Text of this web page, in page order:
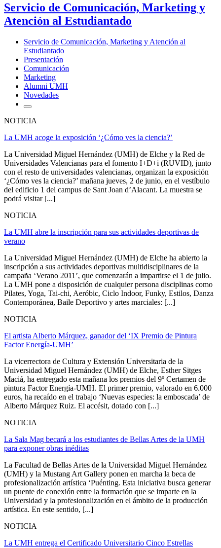
Servicio de Comunicación, Marketing y
Atención al Estudiantado
Servicio de Comunicación, Marketing y Atención al
Estudiantado
Presentación
Comunicación
Marketing
Alumni UMH
Novedades
NOTICIA
La UMH acoge la exposición ‘¿Cómo ves la ciencia?’
La Universidad Miguel Hernández (UMH) de Elche y la Red de
Universidades Valencianas para el fomento I+D+i (RUVID), junto
con el resto de universidades valencianas, organizan la exposición
‘¿Cómo ves la ciencia?’ mañana jueves, 2 de junio, en el vestíbulo
del edificio 1 del campus de Sant Joan d’Alacant. La muestra se
podrá visitar [...]
NOTICIA
La UMH abre la inscripción para sus actividades deportivas de
verano
La Universidad Miguel Hernández (UMH) de Elche ha abierto la
inscripción a sus actividades deportivas multidisciplinares de la
campaña ‘Verano 2011’, que comenzarán a impartirse el 1 de julio.
La UMH pone a disposición de cualquier persona disciplinas como
Pilates, Yoga, Tai-chi, Aeróbic, Ciclo Indoor, Funky, Estilos, Danza
Contemporánea, Baile Deportivo y artes marciales: [...]
NOTICIA
El artista Alberto Márquez, ganador del ‘IX Premio de Pintura
Factor Energía-UMH’
La vicerrectora de Cultura y Extensión Universitaria de la
Universidad Miguel Hernández (UMH) de Elche, Esther Sitges
Maciá, ha entregado esta mañana los premios del 9º Certamen de
pintura Factor Energía-UMH. El primer premio, valorado en 6.000
euros, ha recaído en el trabajo ‘Nuevas especies: la emboscada’ de
Alberto Márquez Ruiz. El accésit, dotado con [...]
NOTICIA
La Sala Mag becará a los estudiantes de Bellas Artes de la UMH
para exponer obras inéditas
La Facultad de Bellas Artes de la Universidad Miguel Hernández
(UMH) y la Mustang Art Gallery ponen en marcha la beca de
profesionalización artística ‘Puénting. Esta iniciativa busca generar
un puente de conexión entre la formación que se imparte en la
Universidad y la profesionalización en el ámbito de la producción
artística. En este sentido, [...]
NOTICIA
La UMH entrega el Certificado Universitario Cinco Estrellas